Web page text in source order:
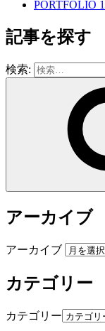
PORTFOLIO 1
記事を探す
検索:
アーカイブ
アーカイブ
カテゴリー
カテゴリー